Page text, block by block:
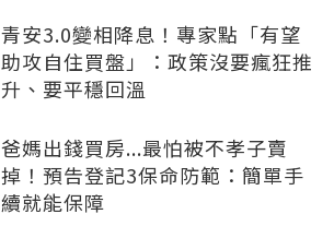
青安3.0變相降息！專家點「有望
助攻自住買盤」：政策沒要瘋狂推
升、要平穩回溫
爸媽出錢買房...最怕被不孝子賣
掉！預告登記3保命防範：簡單手
續就能保障